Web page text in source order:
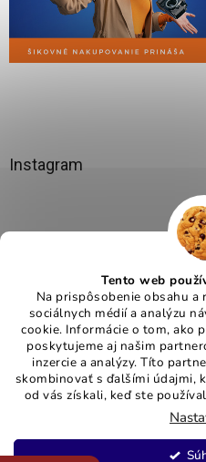
Tento web
Na prispôsobenie obsahu
sociálnych médií a analýzu
cookie. Informácie o tom, ako
poskytujeme aj našim
inzercie a analýzy. Títo
skombinovať s ďalšími údajmi,
od vás získali, keď ste
Instagram
Sledovať na
.